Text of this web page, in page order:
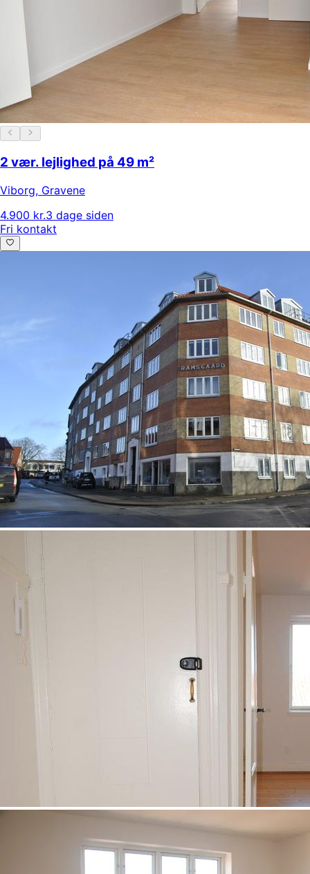
2 vær. lejlighed på 49 m²
Viborg, Gravene
4.900 kr.3 dage siden
Fri kontakt